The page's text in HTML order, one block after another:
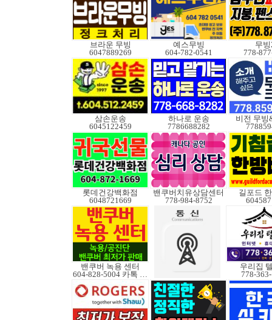
브라운 무빙
6047889269
예스무빙
604-782-0541
무
778-
삼손운송
6045122459
하나로 운송
7786688282
비전 무빙
롯데건강백화점
6048721669
밴쿠버치유상담센터
778-984-8752
길포드
밴쿠버 녹용 센터
604-828-5004 카톡 Elkcanada
우리집
778-